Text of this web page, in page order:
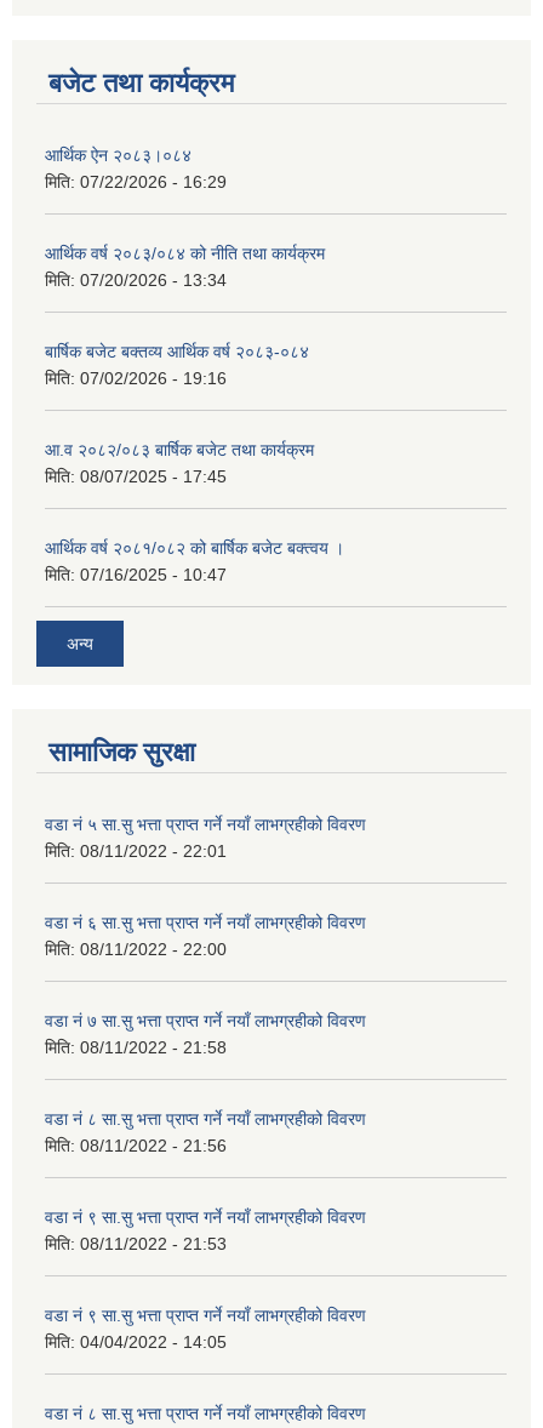
बजेट तथा कार्यक्रम
आर्थिक ऐन २०८३।०८४
मिति: 07/22/2026 - 16:29
आर्थिक वर्ष २०८३/०८४ को नीति तथा कार्यक्रम
मिति: 07/20/2026 - 13:34
बार्षिक बजेट बक्तव्य आर्थिक वर्ष २०८३-०८४
मिति: 07/02/2026 - 19:16
आ.व २०८२/०८३ बार्षिक बजेट तथा कार्यक्रम
मिति: 08/07/2025 - 17:45
आर्थिक वर्ष २०८१/०८२ को बार्षिक बजेट बक्त्वय ।
मिति: 07/16/2025 - 10:47
अन्य
सामाजिक सुरक्षा
वडा नं ५ सा.सु भत्ता प्राप्त गर्ने नयाँ लाभग्रहीको विवरण
मिति: 08/11/2022 - 22:01
वडा नं ६ सा.सु भत्ता प्राप्त गर्ने नयाँ लाभग्रहीको विवरण
मिति: 08/11/2022 - 22:00
वडा नं ७ सा.सु भत्ता प्राप्त गर्ने नयाँ लाभग्रहीको विवरण
मिति: 08/11/2022 - 21:58
वडा नं ८ सा.सु भत्ता प्राप्त गर्ने नयाँ लाभग्रहीको विवरण
मिति: 08/11/2022 - 21:56
वडा नं ९ सा.सु भत्ता प्राप्त गर्ने नयाँ लाभग्रहीको विवरण
मिति: 08/11/2022 - 21:53
वडा नं ९ सा.सु भत्ता प्राप्त गर्ने नयाँ लाभग्रहीको विवरण
मिति: 04/04/2022 - 14:05
वडा नं ८ सा.सु भत्ता प्राप्त गर्ने नयाँ लाभग्रहीको विवरण